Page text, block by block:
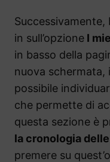
in sull’opzione I
in basso della
nuova schermata,
possibile
che permette di
questa sezione è
la cronologia
premere su